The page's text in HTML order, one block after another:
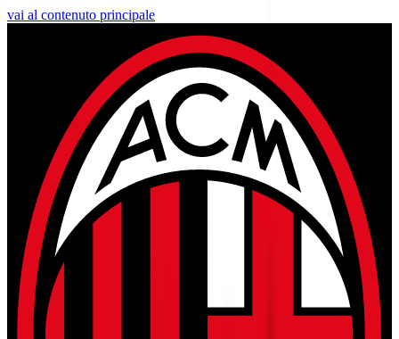
vai al contenuto principale